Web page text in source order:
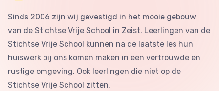
Sinds 2006 zijn wij gevestigd in het mooie gebouw
van de Stichtse Vrije School in Zeist. Leerlingen van de
Stichtse Vrije School kunnen na de laatste les hun
huiswerk bij ons komen maken in een vertrouwde en
rustige omgeving. Ook leerlingen die niet op de
Stichtse Vrije School zitten,